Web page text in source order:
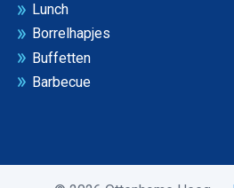
Lunch
Borrelhapjes
Buffetten
Barbecue